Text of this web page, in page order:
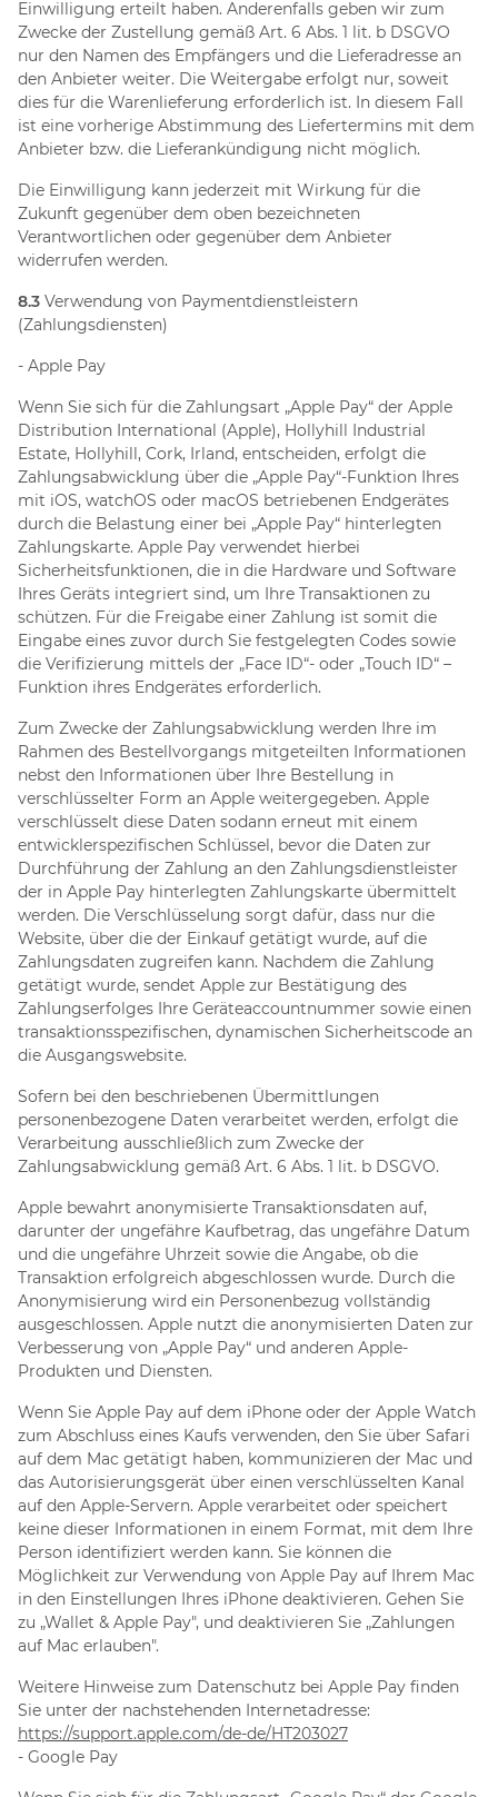
Einwilligung erteilt haben. Anderenfalls geben wir zum
Zwecke der Zustellung gemäß Art. 6 Abs. 1 lit. b DSGVO
nur den Namen des Empfängers und die Lieferadresse an
den Anbieter weiter. Die Weitergabe erfolgt nur, soweit
dies für die Warenlieferung erforderlich ist. In diesem Fall
ist eine vorherige Abstimmung des Liefertermins mit dem
Anbieter bzw. die Lieferankündigung nicht möglich.
Die Einwilligung kann jederzeit mit Wirkung für die
Zukunft gegenüber dem oben bezeichneten
Verantwortlichen oder gegenüber dem Anbieter
widerrufen werden.
8.3 Verwendung von Paymentdienstleistern
(Zahlungsdiensten)
- Apple Pay
Wenn Sie sich für die Zahlungsart „Apple Pay“ der Apple
Distribution International (Apple), Hollyhill Industrial
Estate, Hollyhill, Cork, Irland, entscheiden, erfolgt die
Zahlungsabwicklung über die „Apple Pay“-Funktion Ihres
mit iOS, watchOS oder macOS betriebenen Endgerätes
durch die Belastung einer bei „Apple Pay“ hinterlegten
Zahlungskarte. Apple Pay verwendet hierbei
Sicherheitsfunktionen, die in die Hardware und Software
Ihres Geräts integriert sind, um Ihre Transaktionen zu
schützen. Für die Freigabe einer Zahlung ist somit die
Eingabe eines zuvor durch Sie festgelegten Codes sowie
die Verifizierung mittels der „Face ID“- oder „Touch ID“ –
Funktion ihres Endgerätes erforderlich.
Zum Zwecke der Zahlungsabwicklung werden Ihre im
Rahmen des Bestellvorgangs mitgeteilten Informationen
nebst den Informationen über Ihre Bestellung in
verschlüsselter Form an Apple weitergegeben. Apple
verschlüsselt diese Daten sodann erneut mit einem
entwicklerspezifischen Schlüssel, bevor die Daten zur
Durchführung der Zahlung an den Zahlungsdienstleister
der in Apple Pay hinterlegten Zahlungskarte übermittelt
werden. Die Verschlüsselung sorgt dafür, dass nur die
Website, über die der Einkauf getätigt wurde, auf die
Zahlungsdaten zugreifen kann. Nachdem die Zahlung
getätigt wurde, sendet Apple zur Bestätigung des
Zahlungserfolges Ihre Geräteaccountnummer sowie einen
transaktionsspezifischen, dynamischen Sicherheitscode an
die Ausgangswebsite.
Sofern bei den beschriebenen Übermittlungen
personenbezogene Daten verarbeitet werden, erfolgt die
Verarbeitung ausschließlich zum Zwecke der
Zahlungsabwicklung gemäß Art. 6 Abs. 1 lit. b DSGVO.
Apple bewahrt anonymisierte Transaktionsdaten auf,
darunter der ungefähre Kaufbetrag, das ungefähre Datum
und die ungefähre Uhrzeit sowie die Angabe, ob die
Transaktion erfolgreich abgeschlossen wurde. Durch die
Anonymisierung wird ein Personenbezug vollständig
ausgeschlossen. Apple nutzt die anonymisierten Daten zur
Verbesserung von „Apple Pay“ und anderen Apple-
Produkten und Diensten.
Wenn Sie Apple Pay auf dem iPhone oder der Apple Watch
zum Abschluss eines Kaufs verwenden, den Sie über Safari
auf dem Mac getätigt haben, kommunizieren der Mac und
das Autorisierungsgerät über einen verschlüsselten Kanal
auf den Apple-Servern. Apple verarbeitet oder speichert
keine dieser Informationen in einem Format, mit dem Ihre
Person identifiziert werden kann. Sie können die
Möglichkeit zur Verwendung von Apple Pay auf Ihrem Mac
in den Einstellungen Ihres iPhone deaktivieren. Gehen Sie
zu „Wallet & Apple Pay", und deaktivieren Sie „Zahlungen
auf Mac erlauben".
Weitere Hinweise zum Datenschutz bei Apple Pay finden
Sie unter der nachstehenden Internetadresse:
https://support.apple.com/de-de/HT203027
- Google Pay